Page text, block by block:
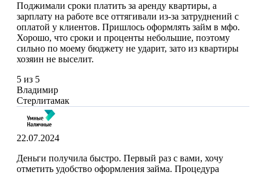
Поджимали сроки платить за аренду квартиры, а
зарплату на работе все оттягивали из-за затруднений с
оплатой у клиентов. Пришлось оформлять займ в мфо.
Хорошо, что сроки и проценты небольшие, поэтому
сильно по моему бюджету не ударит, зато из квартиры
хозяин не выселит.
5 из 5
Владимир
Стерлитамак
22.07.2024
Деньги получила быстро. Первый раз с вами, хочу
отметить удобство оформления займа. Процедура